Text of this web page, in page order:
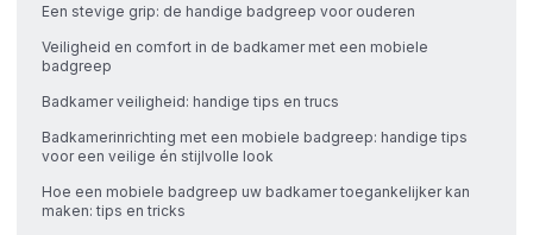
Een stevige grip: de handige badgreep voor ouderen
Veiligheid en comfort in de badkamer met een mobiele
badgreep
Badkamer veiligheid: handige tips en trucs
Badkamerinrichting met een mobiele badgreep: handige tips
voor een veilige én stijlvolle look
Hoe een mobiele badgreep uw badkamer toegankelijker kan
maken: tips en tricks